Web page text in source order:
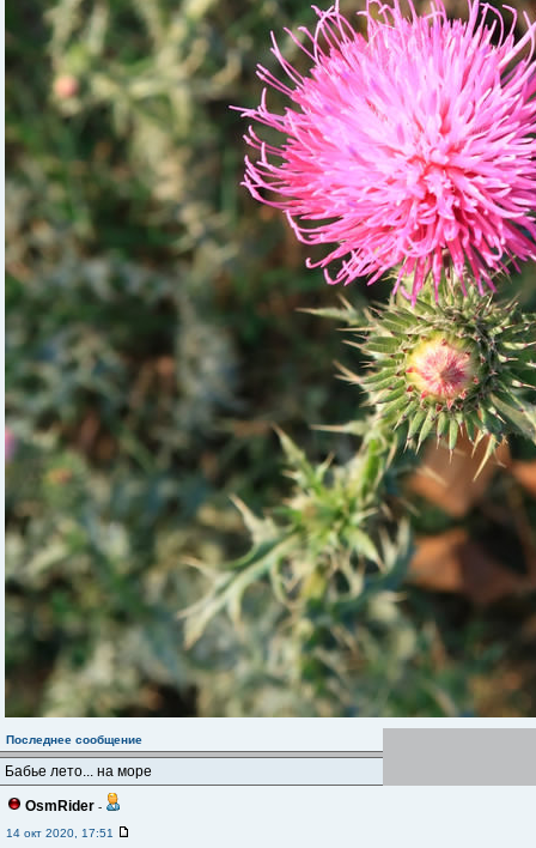
Последнее сообщение
Бабье лето... на море
OsmRider -
14 окт 2020, 17:51